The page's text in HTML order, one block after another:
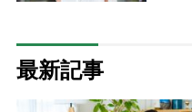
最新記事